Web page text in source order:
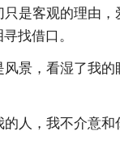
只是客观的理由，
找借口。
风景，看湿了我
人，我不介意和